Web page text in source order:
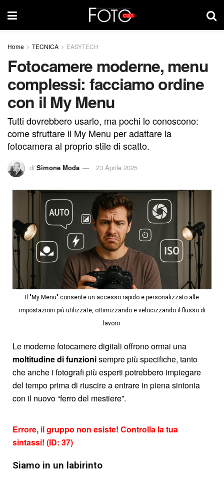
Home TECNICA EASYTECH
Fotocamere moderne, menu
complessi: facciamo ordine
con il My Menu
Tutti dovrebbero usarlo, ma pochi lo conoscono:
come sfruttare il My Menu per adattare la
fotocamera al proprio stile di scatto.
di Simone Moda 23 Aprile 2025
Il "My Menu" consente un accesso rapido e personalizzato alle
impostazioni più utilizzate, ottimizzando e velocizzando il flusso di
lavoro.
Le moderne fotocamere digitali offrono ormai una
moltitudine di funzionisempre più specifiche, tanto
che anche i fotografi più esperti potrebbero impiegare
del tempo prima di riuscire a entrare in piena sintonia
con il nuovo “ferro del mestiere”.
Errore, il gruppo non esiste! Controlla la tua
sintassi! (ID: 37)
Siamo in un labirinto